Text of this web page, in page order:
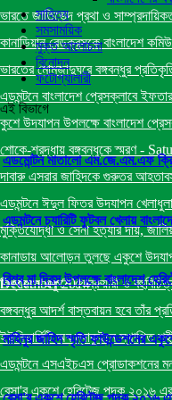
ভারতে জাতিভেদ প্রথা ও
কানাডিয়ান রেডক্রসকে বাংলাদেশ
ভারতের মোমজাদুঘরে বঙ্গবন্ধুর
এডমন্টনে বাংলাদেশ প্রেসক্লাবে ইফতার
কুশে উদযাপন উপলক্ষে বাংলাদেশ
শোকে-শ্রদ্ধায় বঙ্গবন্ধুকে স্মরণ-
দাবারু এসরার জাহিদকে গুরুতর
এডমন্টনে ঈদুল ফিতর উদযাপন খেলাধুলা
মুক্তিযোদ্ধা ও সেনা হত্যার দায়,
কানাডায় আলোড়ন তুলছে একুশে উদযাপন-
December 2014
বিশ্বায়নে একুশে ফেব্রুয়ারী ও
বঙ্গবন্ধুর আদর্শ বাস্তবায়ন হবে তাঁর
ইউনিভার্সিটি অব ম্যাকুইনে স্থাপিত
এডমন্টনে এসএইচএস প্রোডাকশনের মন
বেসা'র একুশে হেরিটেজ পদক ২০১৬
সাহিত্য
সমসাময়িক
মুক্ত আলোচনা
বিনোদন
ফটোগ্যালারী
এই বিভাগে
এডমোন্টন মাতালো এম.জে.এম.এফ
এডমন্টনে চ্যারিটি ফুটবল খেলায়
বিশ্ব মা দিবস উপলক্ষে বাংলাদেশ
মাহিনুর জাহিদ স্মৃতি ফাউন্ডেশনের